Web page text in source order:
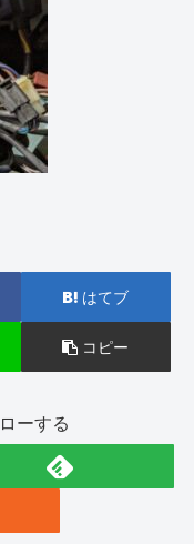
はてブ
コピー
ーする